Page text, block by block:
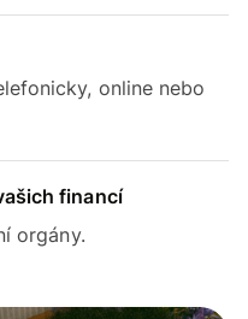
online nebo
financí
orgány.